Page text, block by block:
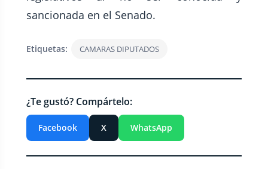
sancionada en el Senado.
Etiquetas: CAMARAS DIPUTADOS
¿Te gustó? Compártelo:
Facebook X WhatsApp